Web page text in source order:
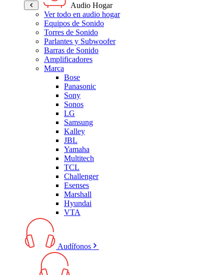
Audio Hogar
Ver todo en audio hogar
Equipos de Sonido
Torres de Sonido
Parlantes y Subwoofer
Barras de Sonido
Amplificadores
Marca
Bose
Panasonic
Sony
Sonos
LG
Samsung
Kalley
JBL
Yamaha
Multitech
TCL
Challenger
Esenses
Marshall
Hyundai
VTA
Audífonos